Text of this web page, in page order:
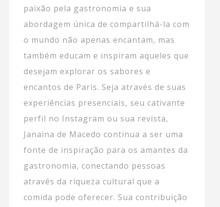
paixão pela gastronomia e sua
abordagem única de compartilhá-la com
o mundo não apenas encantam, mas
também educam e inspiram aqueles que
desejam explorar os sabores e
encantos de Paris. Seja através de suas
experiências presenciais, seu cativante
perfil no Instagram ou sua revista,
Janaina de Macedo continua a ser uma
fonte de inspiração para os amantes da
gastronomia, conectando pessoas
através da riqueza cultural que a
comida pode oferecer. Sua contribuição